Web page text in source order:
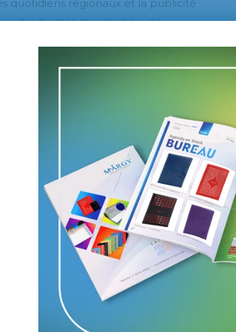
quotidiens régionaux et la publicité
des baisses raisonnables de
enregistre une baisse de -4,2%.
pour la presse gratuite (-5%
publicitaire, qui note un important recul de
nationaux (-9,4%) et la presse
retiennent de moins en moins les
les magazine devraient accuser une
fois avec une hausse
très nette des investissements
etc…), avec une hausse de +10,8% par
place de choix dans les plans média des